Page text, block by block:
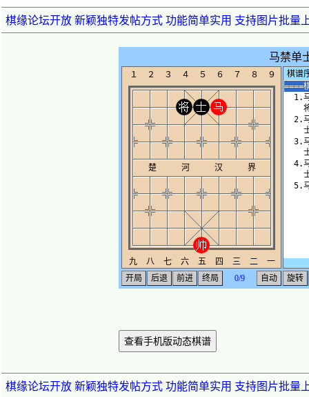
棋缘论坛开放 新颖独特发帖方式 功能简单实用 支持图片批量
查看手机版动态棋谱
棋缘论坛开放 新颖独特发帖方式 功能简单实用 支持图片批量